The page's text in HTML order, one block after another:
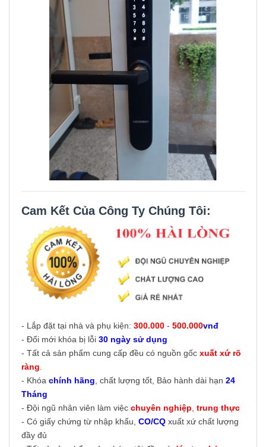
Cam Kết Của Công Ty Chúng Tôi:
- Lắp đặt tại nhà và phụ kiện: 300.000 - 500.000vnđ
- Đổi mới khóa bị lỗi 30 ngày sử dụng
- Tất cả sản phẩm cung cấp đều có nguồn gốc xuất xứ rõ
ràng.
- Khóa chính hãng, chất lượng tốt, Bảo hành dài hạn 24
Tháng
- Đội ngũ nhân viên làm việc chuyên nghiệp, trung thực
- Có giấy chứng từ nhập khẩu, CO/CQ xuất xứ chất lượng
đầy đủ